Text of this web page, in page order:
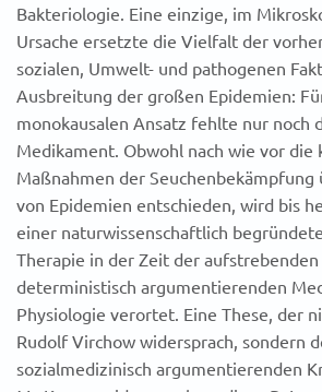
Bakteriologie. Eine einzige, im
Ursache ersetzte die Vielfalt der
sozialen, Umwelt- und pathogenen
Ausbreitung der großen Epidemien:
monokausalen Ansatz fehlte nur noch
Medikament. Obwohl nach wie vor die
Maßnahmen der Seuchenbekämpfung
von Epidemien entschieden, wird bis
einer naturwissenschaftlich
Therapie in der Zeit der
deterministisch argumentierenden
Physiologie verortet. Eine These, der
Rudolf Virchow widersprach, sondern
sozialmedizinisch argumentierenden